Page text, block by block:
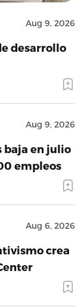
Aug 9, 2026
desarrollo
Aug 9, 2026
baja en julio
empleos
Aug 6, 2026
crea